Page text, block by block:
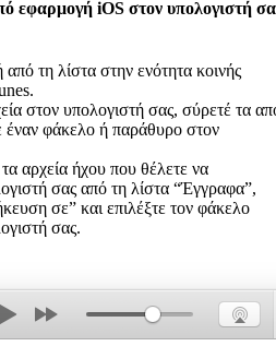
εφαρμογή iOS στον υπολογιστή
τη λίστα στην ενότητα κοινής
στον υπολογιστή σας, σύρετέ τα
έναν φάκελο ή παράθυρο στον
αρχεία ήχου που θέλετε να
σας από τη λίστα “Έγγραφα”,
σε” και επιλέξτε τον φάκελο
σας.